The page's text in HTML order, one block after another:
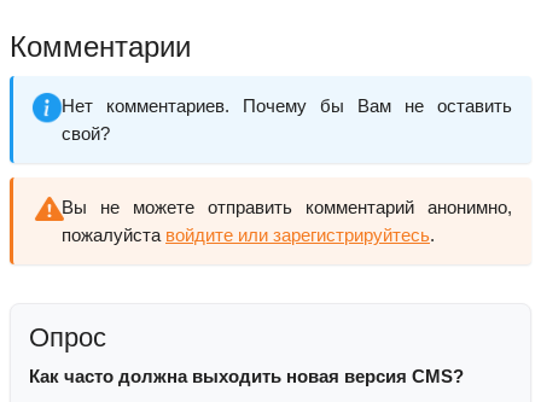
Комментарии
Нет комментариев. Почему бы Вам не оставить
свой?
Вы не можете отправить комментарий анонимно,
пожалуйста войдите или зарегистрируйтесь.
Опрос
Как часто должна выходить новая версия CMS?